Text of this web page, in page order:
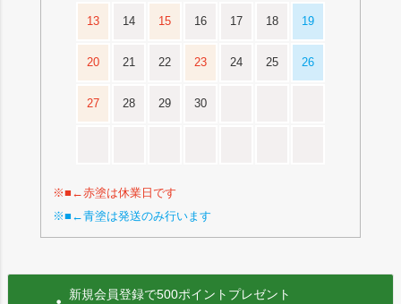
13 14 15 16 17 18 19
20 21 22 23 24 25 26
27 28 29 30
※■←赤塗は休業日です
※■←青塗は発送のみ行います
新規会員登録で500ポイントプレゼント